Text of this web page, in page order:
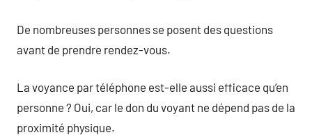
De nombreuses personnes se posent des questions
avant de prendre rendez-vous.
La voyance par téléphone est-elle aussi efficace qu’en
personne ? Oui, car le don du voyant ne dépend pas de la
proximité physique.